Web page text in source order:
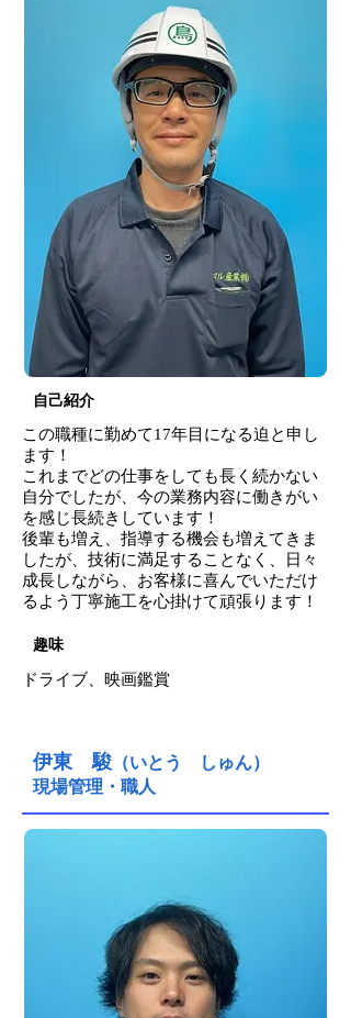
​自己紹介
この職種に勤めて17年目になる迫と申し
ます！
これまでどの仕事をしても長く続かない
自分でしたが、今の業務内容に働きがい
を感じ長続きしています！
後輩も増え、指導する機会も増えてきま
したが、技術に満足することなく、日々
成長しながら、お客様に喜んでいただけ
るよう丁寧施工を心掛けて頑張ります！
趣味
ドライブ、映画鑑賞
伊東 駿 （いとう しゅん）
現場管理・職人